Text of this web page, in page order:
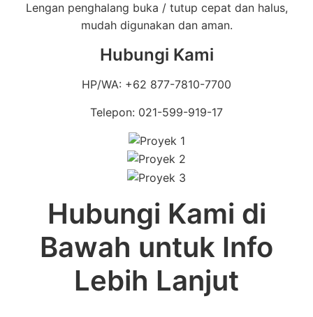
Lengan penghalang buka / tutup cepat dan halus,
mudah digunakan dan aman.
Hubungi Kami
HP/WA: +62 877-7810-7700
Telepon: 021-599-919-17
Hubungi Kami di
Bawah untuk Info
Lebih Lanjut